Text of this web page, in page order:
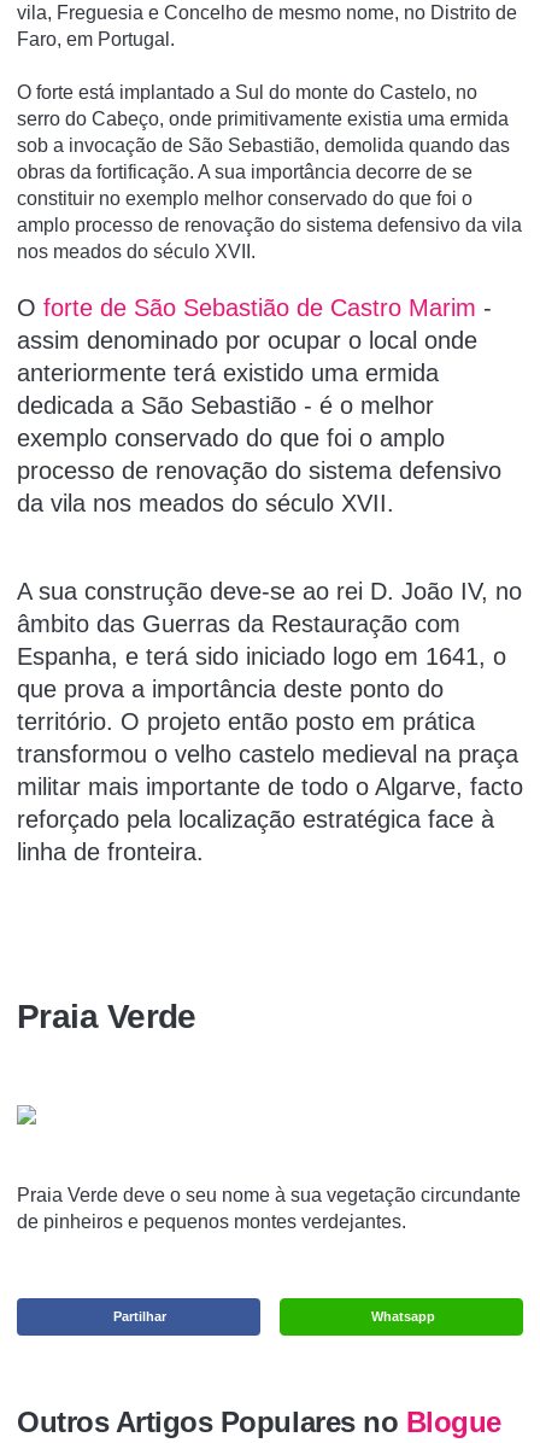
vila, Freguesia e Concelho de mesmo nome, no Distrito de
Faro, em Portugal.
O forte está implantado a Sul do monte do Castelo, no
serro do Cabeço, onde primitivamente existia uma ermida
sob a invocação de São Sebastião, demolida quando das
obras da fortificação. A sua importância decorre de se
constituir no exemplo melhor conservado do que foi o
amplo processo de renovação do sistema defensivo da vila
nos meados do século XVII.
O forte de São Sebastião de Castro Marim -
assim denominado por ocupar o local o­nde
anteriormente terá existido uma ermida
dedicada a São Sebastião - é o melhor
exemplo conservado do que foi o amplo
processo de renovação do sistema defensivo
da vila nos meados do século XVII.
A sua construção deve-se ao rei D. João IV, no
âmbito das Guerras da Restauração com
Espanha, e terá sido iniciado logo em 1641, o
que prova a importância deste ponto do
território. O projeto então posto em prática
transformou o velho castelo medieval na praça
militar mais importante de todo o Algarve, facto
reforçado pela localização estratégica face à
linha de fronteira.
Praia Verde
Praia Verde deve o seu nome à sua vegetação circundante
de pinheiros e pequenos montes verdejantes.
Whatsapp
Partilhar
Outros Artigos Populares no Blogue